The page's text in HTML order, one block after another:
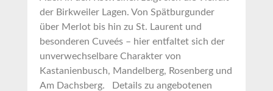
der Birkweiler Lagen. Von Spätburgunder
über Merlot bis hin zu St. Laurent und
besonderen Cuveés – hier entfaltet sich der
unverwechselbare Charakter von
Kastanienbusch, Mandelberg, Rosenberg und
Am Dachsberg. Details zu angebotenen